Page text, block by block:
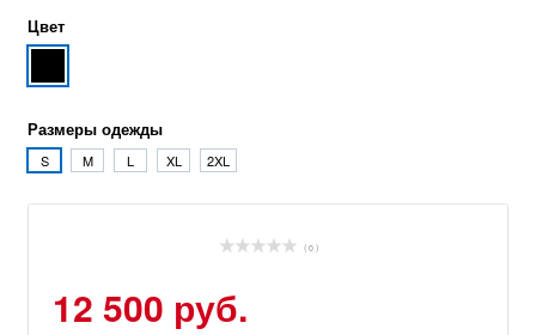
Цвет
Размеры одежды
S M L XL 2XL
( 0 )
12 500 руб.